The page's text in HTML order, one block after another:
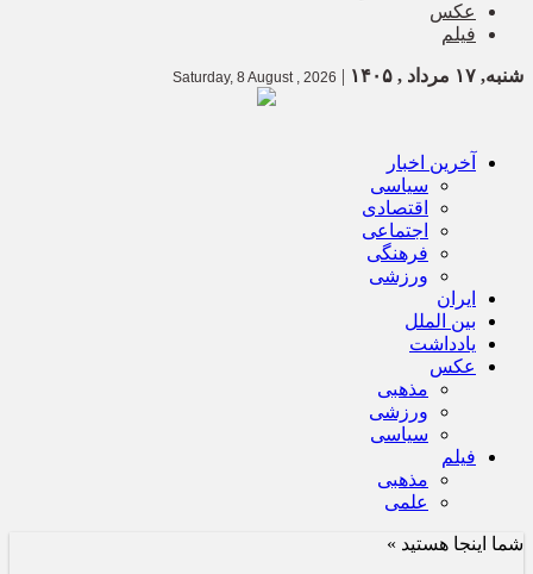
عکس
فیلم
شنبه, ۱۷ مرداد , ۱۴۰۵ |
Saturday, 8 August , 2026
آخرین اخبار
سیاسی
اقتصادی
اجتماعی
فرهنگی
ورزشی
ایران
بین الملل
یادداشت
عکس
مذهبی
ورزشی
سیاسی
فیلم
مذهبی
علمی
شما اینجا هستید »